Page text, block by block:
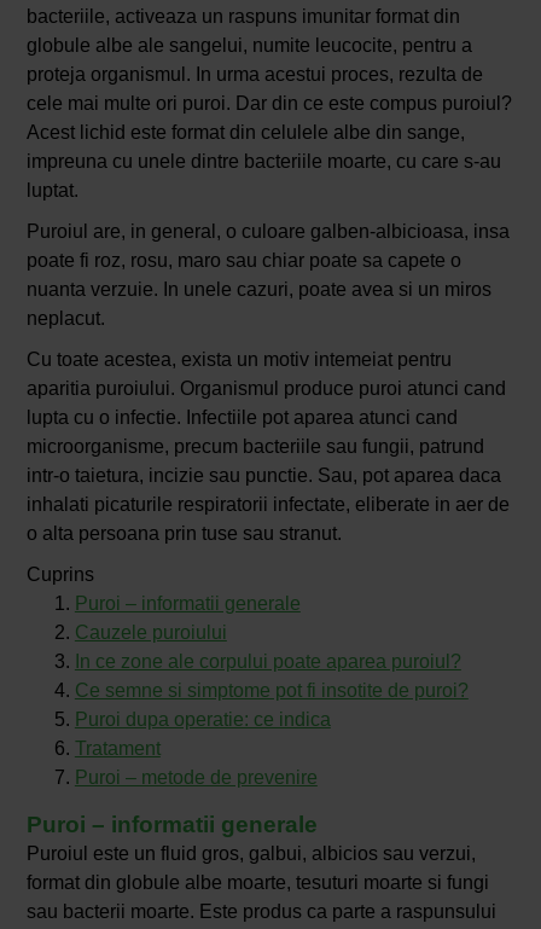
bacteriile, activeaza un raspuns imunitar format din
globule albe ale sangelui, numite leucocite, pentru a
proteja organismul. In urma acestui proces, rezulta de
cele mai multe ori puroi. Dar din ce este compus puroiul?
Acest lichid este format din celulele albe din sange,
impreuna cu unele dintre bacteriile moarte, cu care s-au
luptat.
Puroiul are, in general, o culoare galben-albicioasa, insa
poate fi roz, rosu, maro sau chiar poate sa capete o
nuanta verzuie. In unele cazuri, poate avea si un miros
neplacut.
Cu toate acestea, exista un motiv intemeiat pentru
aparitia puroiului. Organismul produce puroi atunci cand
lupta cu o infectie. Infectiile pot aparea atunci cand
microorganisme, precum bacteriile sau fungii, patrund
intr-o taietura, incizie sau punctie. Sau, pot aparea daca
inhalati picaturile respiratorii infectate, eliberate in aer de
o alta persoana prin tuse sau stranut.
Cuprins
Puroi – informatii generale
Cauzele puroiului
In ce zone ale corpului poate aparea puroiul?
Ce semne si simptome pot fi insotite de puroi?
Puroi dupa operatie: ce indica
Tratament
Puroi – metode de prevenire
Puroi – informatii generale
Puroiul este un fluid gros, galbui, albicios sau verzui,
format din globule albe moarte, tesuturi moarte si fungi
sau bacterii moarte. Este produs ca parte a raspunsului